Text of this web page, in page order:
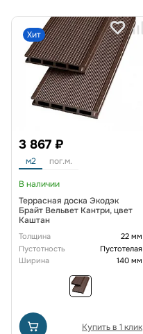
Хит
3 867 ₽
м2 пог.м.
В наличии
Террасная доска Экодэк
Брайт Вельвет Кантри, цвет
Каштан
Толщина
22 мм
Пустотность
Пустотелая
Ширина
140 мм
Купить в 1 клик